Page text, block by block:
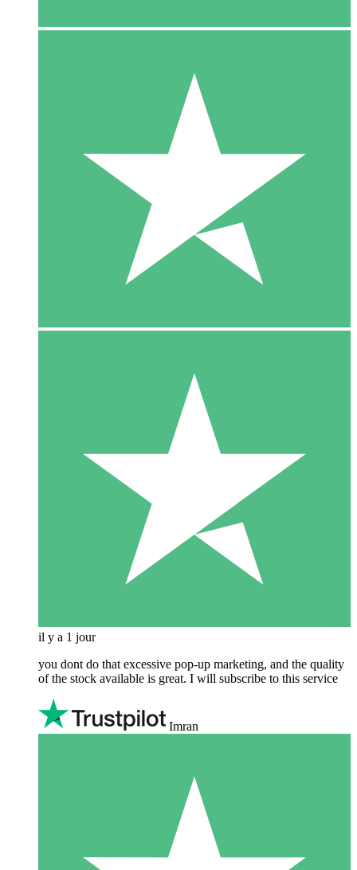
il y a 1 jour
you dont do that excessive pop-up marketing, and the quality
of the stock available is great. I will subscribe to this service
Imran